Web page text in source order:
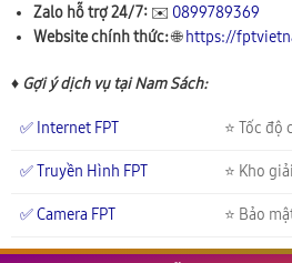
Zalo hỗ trợ 24/7: ✉️ 0899789369
Website chính thức:🌐 https://
♦ Gợi ý dịch vụ tại Nam Sách:
✅ Internet FPT ⭐ Tốc độ
✅ Truyền Hình FPT ⭐ Kho
✅ Camera FPT ⭐ Bảo